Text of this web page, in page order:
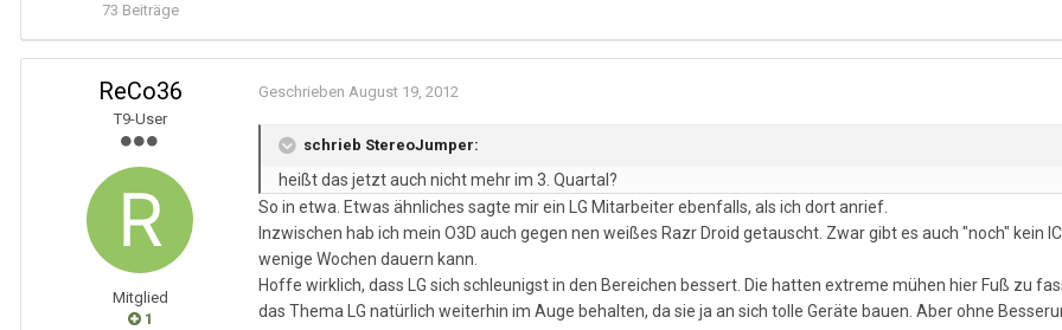
73 Beiträge
ReCo36
T9-User
Mitglied
1
Geschrieben August 19, 2012
schrieb StereoJumper:
heißt das jetzt auch nicht mehr im 3. Quartal?
So in etwa. Etwas ähnliches sagte mir ein LG Mitarbeiter ebenfalls, als ich dort anrief.
Inzwischen hab ich mein O3D auch gegen nen weißes Razr Droid getauscht. Zwar gibt es auch "noch" kein
wenige Wochen dauern kann.
Hoffe wirklich, dass LG sich schleunigst in den Bereichen bessert. Die hatten extreme mühen hier Fuß zu
das Thema LG natürlich weiterhin im Auge behalten, da sie ja an sich tolle Geräte bauen. Aber ohne